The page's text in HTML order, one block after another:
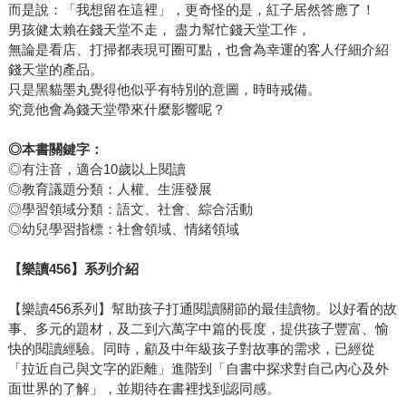
而是說：「我想留在這裡」，更奇怪的是，紅子居然答應了！
男孩健太賴在錢天堂不走， 盡力幫忙錢天堂工作，
無論是看店、打掃都表現可圈可點，也會為幸運的客人仔細介紹
錢天堂的產品。
只是黑貓墨丸覺得他似乎有特別的意圖，時時戒備。
究竟他會為錢天堂帶來什麼影響呢？
◎本書關鍵字：
◎有注音，適合10歲以上閱讀
◎教育議題分類：人權、生涯發展
◎學習領域分類：語文、社會、綜合活動
◎幼兒學習指標：社會領域、情緒領域
【樂讀456】系列介紹
【樂讀456系列】幫助孩子打通閱讀關節的最佳讀物。以好看的故
事、多元的題材，及二到六萬字中篇的長度，提供孩子豐富、愉
快的閱讀經驗。同時，顧及中年級孩子對故事的需求，已經從
「拉近自己與文字的距離」進階到「自書中探求對自己內心及外
面世界的了解」，並期待在書裡找到認同感。